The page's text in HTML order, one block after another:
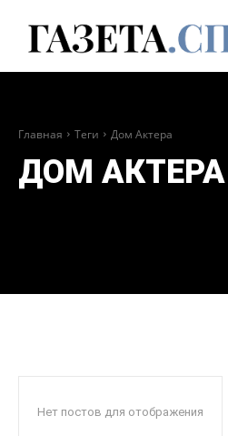
Главная Теги Дом Актера
ДОМ АКТЕРА
Нет постов для отображения